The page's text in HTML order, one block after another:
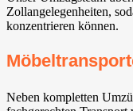
Zollangelegenheiten,
konzentrieren können.
Neben kompletten